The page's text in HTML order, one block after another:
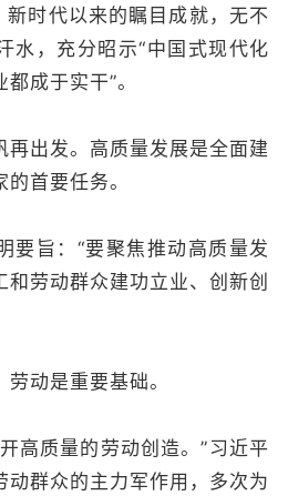
时代以来的瞩目成就，无不
水，充分昭示“中国式现代化
成于实干”。
出发。高质量发展是全面建
首要任务。
旨：“要聚焦推动高质量发
劳动群众建功立业、创新创
动是重要基础。
质量的劳动创造。”习近平
动群众的主力军作用，多次为